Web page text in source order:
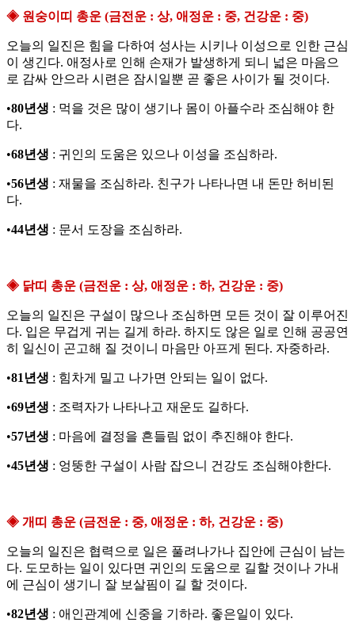
◈ 원숭이띠 총운 (금전운 : 상, 애정운 : 중, 건강운 : 중)
오늘의 일진은 힘을 다하여 성사는 시키나 이성으로 인한 근심
이 생긴다. 애정사로 인해 손재가 발생하게 되니 넓은 마음으
로 감싸 안으라 시련은 잠시일뿐 곧 좋은 사이가 될 것이다.
•80년생 : 먹을 것은 많이 생기나 몸이 아플수라 조심해야 한
다.
•68년생 : 귀인의 도움은 있으나 이성을 조심하라.
•56년생 : 재물을 조심하라. 친구가 나타나면 내 돈만 허비된
다.
•44년생 : 문서 도장을 조심하라.
◈ 닭띠 총운 (금전운 : 상, 애정운 : 하, 건강운 : 중)
오늘의 일진은 구설이 많으나 조심하면 모든 것이 잘 이루어진
다. 입은 무겁게 귀는 길게 하라. 하지도 않은 일로 인해 공공연
히 일신이 곤고해 질 것이니 마음만 아프게 된다. 자중하라.
•81년생 : 힘차게 밀고 나가면 안되는 일이 없다.
•69년생 : 조력자가 나타나고 재운도 길하다.
•57년생 : 마음에 결정을 흔들림 없이 추진해야 한다.
•45년생 : 엉뚱한 구설이 사람 잡으니 건강도 조심해야한다.
◈ 개띠 총운 (금전운 : 중, 애정운 : 하, 건강운 : 중)
오늘의 일진은 협력으로 일은 풀려나가나 집안에 근심이 남는
다. 도모하는 일이 있다면 귀인의 도움으로 길할 것이나 가내
에 근심이 생기니 잘 보살핌이 길 할 것이다.
•82년생 : 애인관계에 신중을 기하라. 좋은일이 있다.